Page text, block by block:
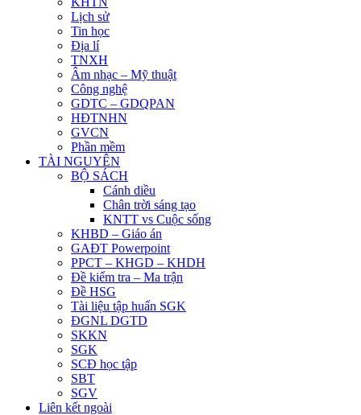
Lịch sử
Tin học
Địa lí
TNXH
Âm nhạc – Mỹ thuật
Công nghệ
GDTC – GDQPAN
HĐTNHN
GVCN
Phần mềm
TÀI NGUYÊN
BỘ SÁCH
Cánh diều
Chân trời sáng tạo
KNTT vs Cuộc sống
KHBD – Giáo án
GAĐT Powerpoint
PPCT – KHGD – KHDH
Đề kiểm tra – Ma trận
Đề HSG
Tài liệu tập huấn SGK
ĐGNL DGTD
SKKN
SGK
SCĐ học tập
SBT
SGV
Liên kết ngoài